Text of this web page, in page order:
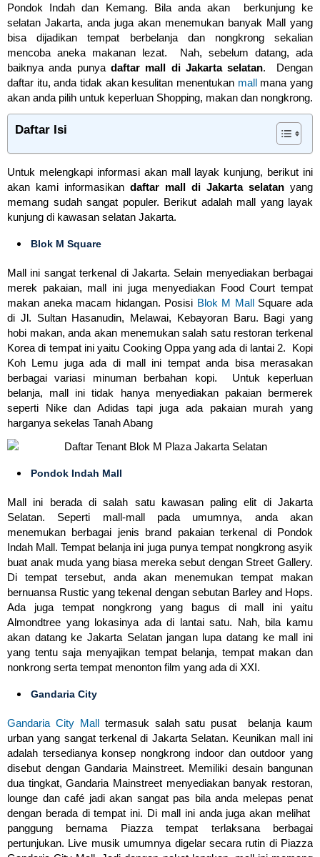
Pondok Indah dan Kemang. Bila anda akan berkunjung ke
selatan Jakarta, anda juga akan menemukan banyak Mall yang
bisa dijadikan tempat berbelanja dan nongkrong sekalian
mencoba aneka makanan lezat. Nah, sebelum datang, ada
baiknya anda punya daftar mall di Jakarta selatan. Dengan
daftar itu, anda tidak akan kesulitan menentukan mallmana yang
akan anda pilih untuk keperluan Shopping, makan dan nongkrong.
Daftar Isi
Untuk melengkapi informasi akan mall layak kunjung, berikut ini
akan kami informasikan daftar mall di Jakarta selatan yang
memang sudah sangat populer. Berikut adalah mall yang layak
kunjung di kawasan selatan Jakarta.
Blok M Square
Mall ini sangat terkenal di Jakarta. Selain menyediakan berbagai
merek pakaian, mall ini juga menyediakan Food Court tempat
makan aneka macam hidangan. Posisi Blok M MallSquare ada
di Jl. Sultan Hasanudin, Melawai, Kebayoran Baru. Bagi yang
hobi makan, anda akan menemukan salah satu restoran terkenal
Korea di tempat ini yaitu Cooking Oppa yang ada di lantai 2. Kopi
Koh Lemu juga ada di mall ini tempat anda bisa merasakan
berbagai variasi minuman berbahan kopi. Untuk keperluan
belanja, mall ini tidak hanya menyediakan pakaian bermerek
seperti Nike dan Adidas tapi juga ada pakaian murah yang
harganya sekelas Tanah Abang
Pondok Indah Mall
Mall ini berada di salah satu kawasan paling elit di Jakarta
Selatan. Seperti mall-mall pada umumnya, anda akan
menemukan berbagai jenis brand pakaian terkenal di Pondok
Indah Mall. Tempat belanja ini juga punya tempat nongkrong asyik
buat anak muda yang biasa mereka sebut dengan Street Gallery.
Di tempat tersebut, anda akan menemukan tempat makan
bernuansa Rustic yang tekenal dengan sebutan Barley and Hops.
Ada juga tempat nongkrong yang bagus di mall ini yaitu
Almondtree yang lokasinya ada di lantai satu. Nah, bila kamu
akan datang ke Jakarta Selatan jangan lupa datang ke mall ini
yang tentu saja menyajikan tempat belanja, tempat makan dan
nonkrong serta tempat menonton film yang ada di XXI.
Gandaria City
Gandaria City Malltermasuk salah satu pusat belanja kaum
urban yang sangat terkenal di Jakarta Selatan. Keunikan mall ini
adalah tersedianya konsep nongkrong indoor dan outdoor yang
disebut dengan Gandaria Mainstreet. Memiliki desain bangunan
dua tingkat, Gandaria Mainstreet menyediakan banyak restoran,
lounge dan café jadi akan sangat pas bila anda melepas penat
dengan berada di tempat ini. Di mall ini anda juga akan melihat
panggung bernama Piazza tempat terlaksana berbagai
pertunjukan. Live musik umumnya digelar secara rutin di Piazza